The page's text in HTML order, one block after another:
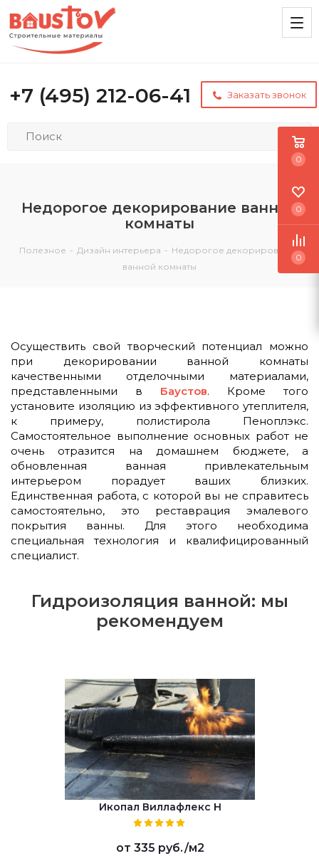
+7 (495) 212-06-41 Заказать звонок
Недорогое декорирование ванной
комнаты
Полезное - Дизайн интерьера - Недорогое декорирование
ванной комнаты
Осуществить свой творческий потенциал можно
при декорировании ванной комнаты
качественными отделочными материалами,
представленными в Баустов. Кроме того
установите изоляцию из эффективного утеплителя,
к примеру, полистирола Пеноплэкс.
Самостоятельное выполнение основных работ не
очень отразится на домашнем бюджете, а
обновленная ванная привлекательным
интерьером порадует ваших близких.
Единственная работа, с которой вы не справитесь
самостоятельно, это реставрация эмалевого
покрытия ванны. Для этого необходима
специальная технология и квалифицированный
специалист.
Гидроизоляция ванной: мы
рекомендуем
Икопал Виллафлекс Н
от 335 руб./м2
0
0
0